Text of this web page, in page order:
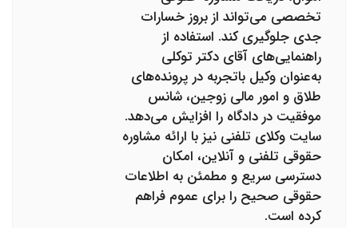
تخصصی می‌تواند از بروز خسارات
جدی جلوگیری کند. استفاده از
راهنمایی‌های آقای دکتر توکلی
به‌عنوان وکیل باتجربه در پرونده‌های
طلاق و امور مالی زوجین، شانس
موفقیت در دادگاه را افزایش می‌دهد.
سایت وکلای تلفنی نیز با ارائه مشاوره
حقوقی تلفنی و آنلاین، امکان
دسترسی سریع و مطمئن به اطلاعات
حقوقی صحیح را برای عموم فراهم
کرده است.